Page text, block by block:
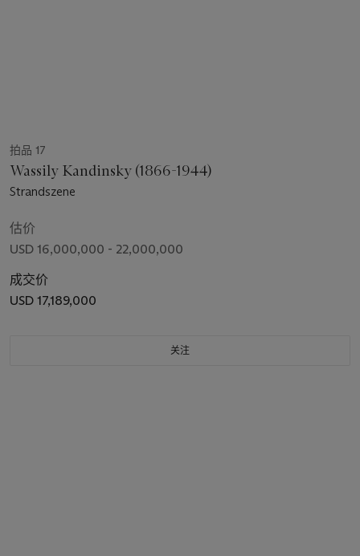
拍品 17
Wassily Kandinsky (1866-1944)
Strandszene
估价
USD 16,000,000 - 22,000,000
成交价
USD 17,189,000
关注